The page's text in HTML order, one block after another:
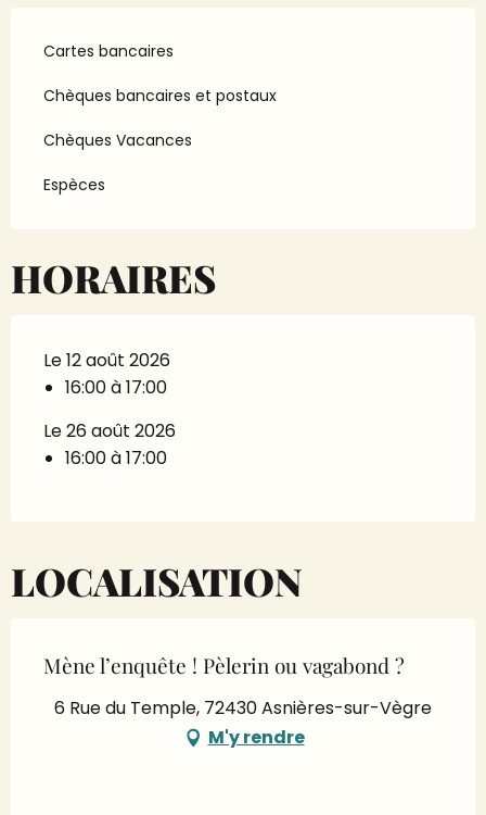
Cartes bancaires
Chèques bancaires et postaux
Chèques Vacances
Espèces
HORAIRES
Le 12 août 2026
16:00 à 17:00
Le 26 août 2026
16:00 à 17:00
LOCALISATION
Mène l’enquête ! Pèlerin ou vagabond ?
6 Rue du Temple, 72430 Asnières-sur-Vègre
M'y rendre